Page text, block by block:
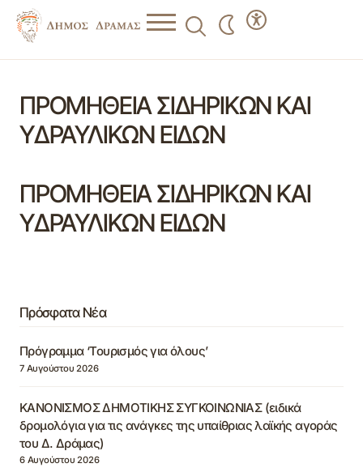
ΠΡΟΜΗΘΕΙΑ ΣΙΔΗΡΙΚΩΝ ΚΑΙ
ΥΔΡΑΥΛΙΚΩΝ ΕΙΔΩΝ
ΠΡΟΜΗΘΕΙΑ ΣΙΔΗΡΙΚΩΝ ΚΑΙ
ΥΔΡΑΥΛΙΚΩΝ ΕΙΔΩΝ
Πρόσφατα Νέα
Πρόγραμμα ‘Τουρισμός για όλους’
7 Αυγούστου 2026
ΚΑΝΟΝΙΣΜΟΣ ΔΗΜΟΤΙΚΗΣ ΣΥΓΚΟΙΝΩΝΙΑΣ (ειδικά
δρομολόγια για τις ανάγκες της υπαίθριας λαϊκής αγοράς
του Δ. Δράμας)
6 Αυγούστου 2026